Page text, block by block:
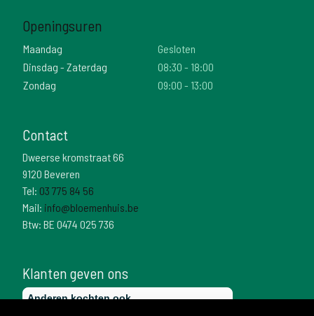
Openingsuren
Maandag
Gesloten
Dinsdag - Zaterdag
08:30 - 18:00
Zondag
09:00 - 13:00
Contact
Dweerse kromstraat 66
9120 Beveren
Tel: 03 775 84 56
Mail: info@bloemenhuis.be
Btw: BE 0474 025 736
Klanten geven ons